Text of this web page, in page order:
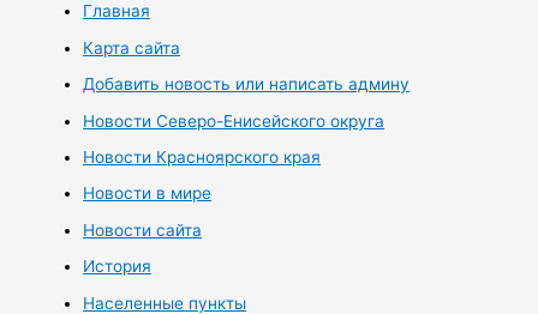
Главная
Карта сайта
Добавить новость или написать админу
Новости Северо-Енисейского округа
Новости Красноярского края
Новости в мире
Новости сайта
История
Населенные пункты